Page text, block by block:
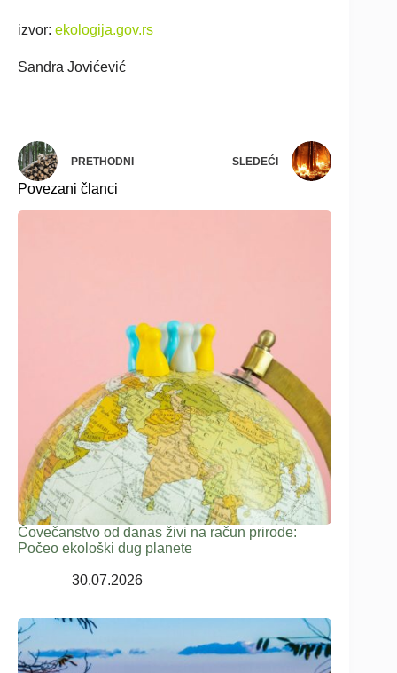
izvor: ekologija.gov.rs
Sandra Jovićević
PRETHODNI SLEDEĆI
Povezani članci
Čovečanstvo od danas živi na račun prirode:
Počeo ekološki dug planete
30.07.2026